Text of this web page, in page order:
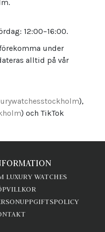
12:00–16:00.
under
alltid på vår
),
) och TikTok
LUXURY WATCHES